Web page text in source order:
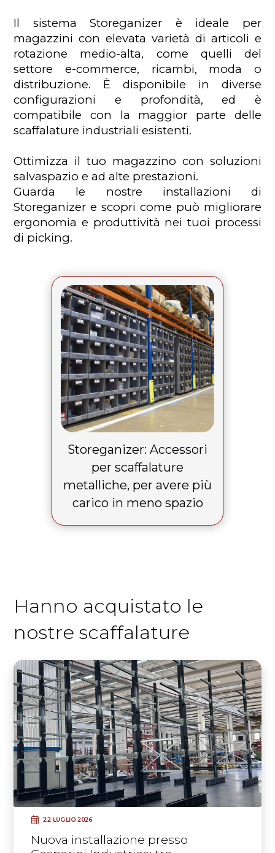
Il sistema Storeganizer è ideale per
magazzini con elevata varietà di articoli e
rotazione medio-alta, come quelli del
settore e-commerce, ricambi, moda o
distribuzione. È disponibile in diverse
configurazioni e profondità, ed è
compatibile con la maggior parte delle
scaffalature industriali esistenti.
Ottimizza il tuo magazzino con soluzioni
salvaspazio e ad alte prestazioni.
Guarda le nostre installazioni di
Storeganizer e scopri come può migliorare
ergonomia e produttività nei tuoi processi
di picking.
Storeganizer: Accessori
per scaffalature
metalliche, per avere più
carico in meno spazio
Hanno acquistato le
nostre scaffalature
22 LUGLIO 2026
Nuova installazione presso